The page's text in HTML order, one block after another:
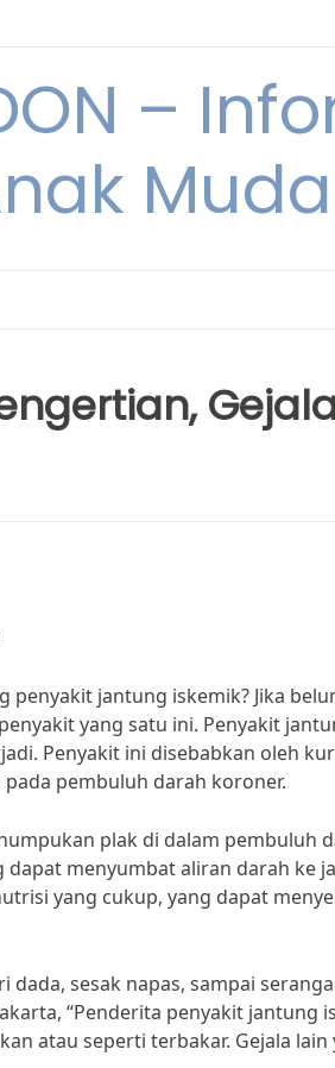
–
jantung iskemik? Jika
yang satu ini. Penyakit
Penyakit ini disebabkan oleh
pembuluh darah koroner.
plak di dalam pembuluh
menyumbat aliran darah ke
yang cukup, yang dapat
sesak napas, sampai
“Penderita penyakit jantung
atau seperti terbakar. Gejala lain